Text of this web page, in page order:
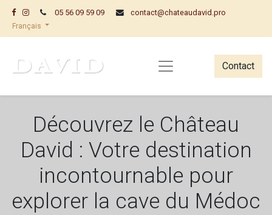
05 56 09 59 09 contact@chateaudavid.pro
Français
Contact
Découvrez le Château
David : Votre destination
incontournable pour
explorer la cave du Médoc